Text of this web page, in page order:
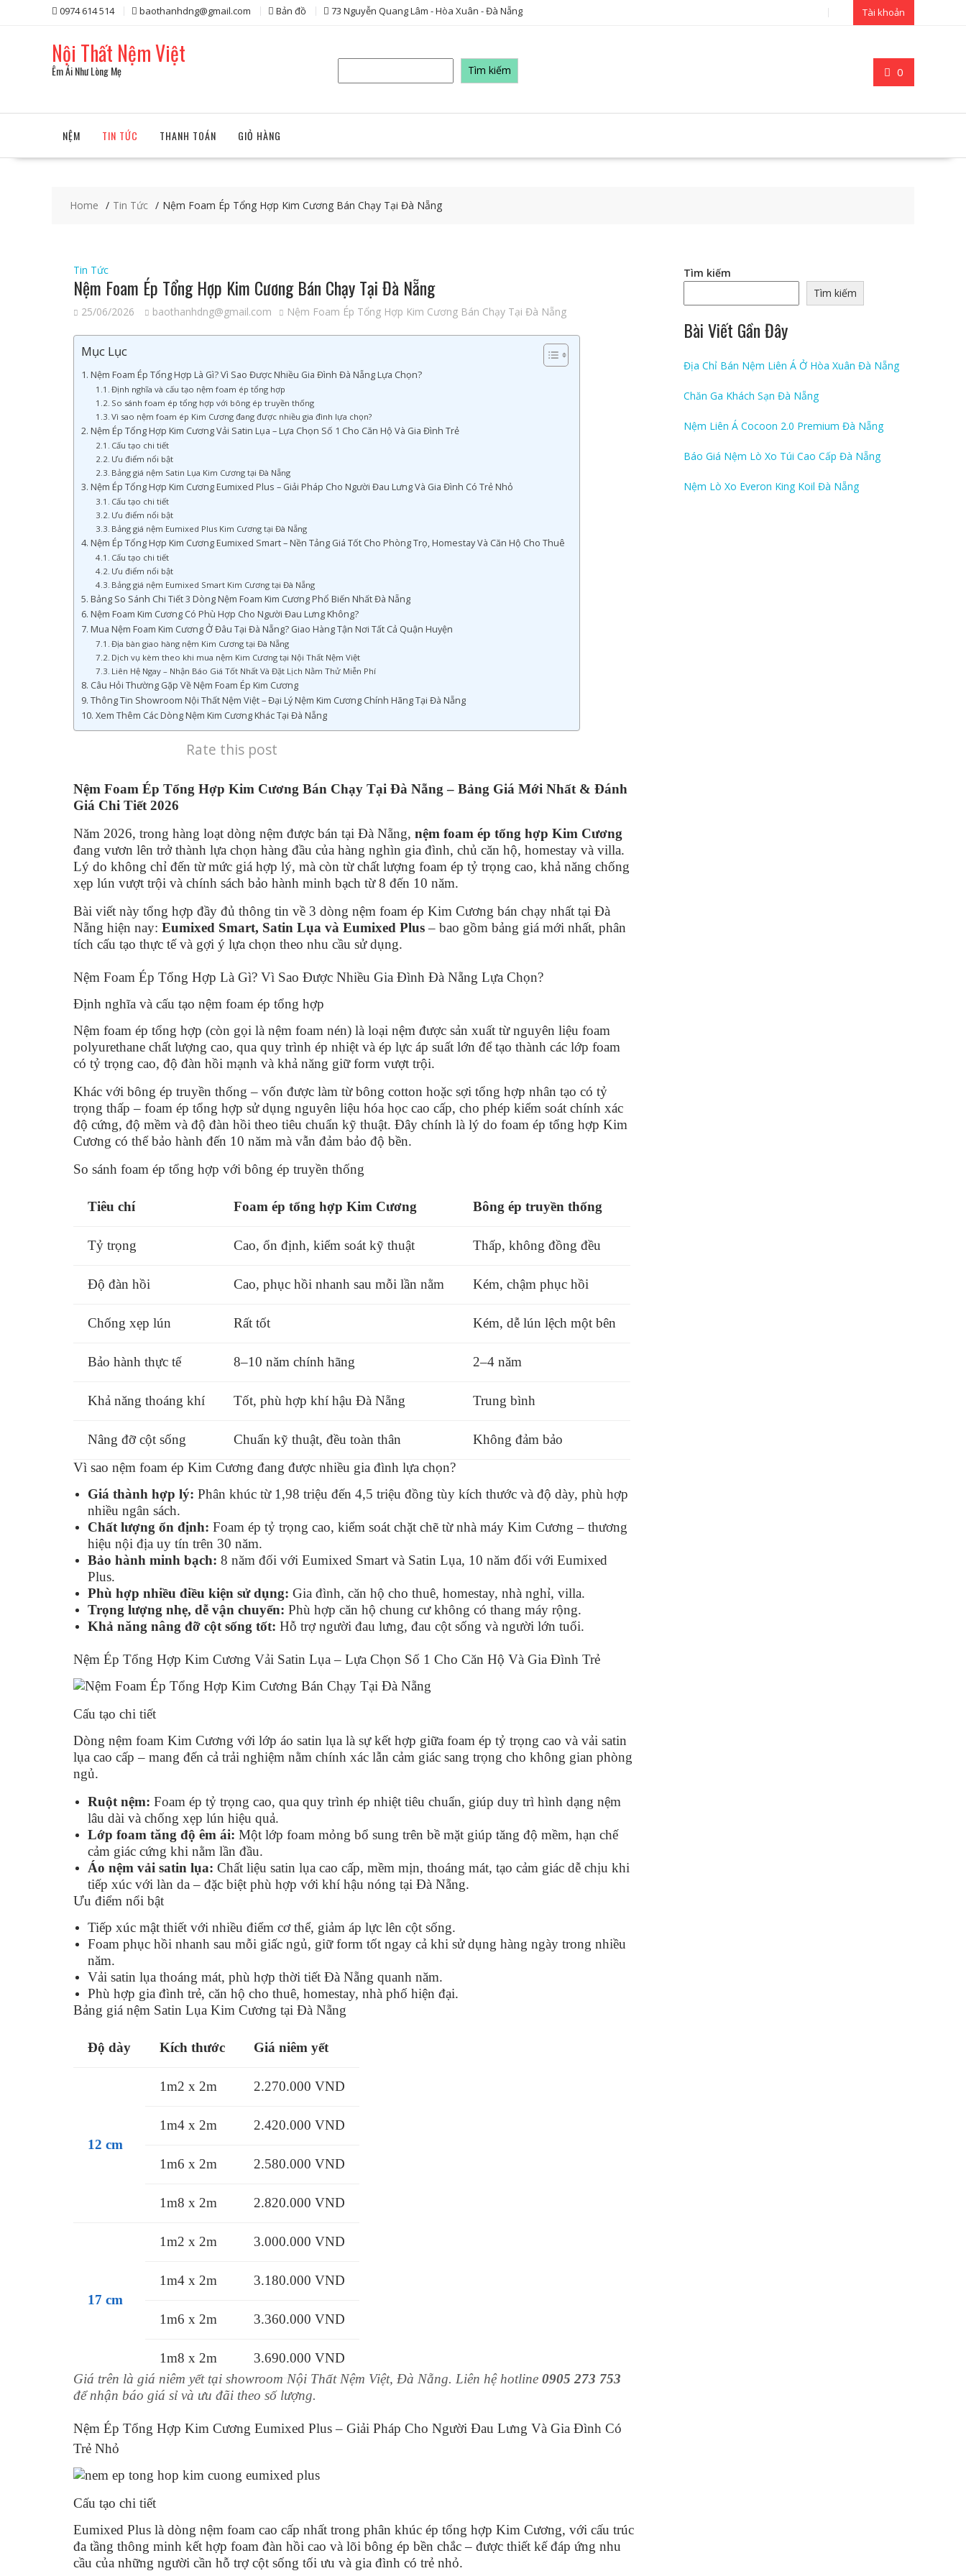
0974 614 514 baothanhdng@gmail.com Bản đồ 73 Nguyễn Quang Lâm - Hòa Xuân - Đà Nẵng Tài khoản
Nội Thất Nệm Việt
Êm Ái Như Lòng Mẹ 0
kiếm
Tìm kiếm
NỆM TIN TỨC THANH TOÁN GIỎ HÀNG
Home Tin Tức Nệm Foam Ép Tổng Hợp Kim Cương Bán Chạy Tại Đà Nẵng
Tin Tức
Nệm Foam Ép Tổng Hợp Kim Cương Bán Chạy Tại Đà Nẵng
25/06/2026 baothanhdng@gmail.com Nệm Foam Ép Tổng Hợp Kim Cương Bán Chạy Tại Đà Nẵng
Mục Lục
Nệm Foam Ép Tổng Hợp Là Gì? Vì Sao Được Nhiều Gia Đình Đà Nẵng Lựa Chọn?
Định nghĩa và cấu tạo nệm foam ép tổng hợp
So sánh foam ép tổng hợp với bông ép truyền thống
Vì sao nệm foam ép Kim Cương đang được nhiều gia đình lựa chọn?
Nệm Ép Tổng Hợp Kim Cương Vải Satin Lụa – Lựa Chọn Số 1 Cho Căn Hộ Và Gia Đình Trẻ
Cấu tạo chi tiết
Ưu điểm nổi bật
Bảng giá nệm Satin Lụa Kim Cương tại Đà Nẵng
Nệm Ép Tổng Hợp Kim Cương Eumixed Plus – Giải Pháp Cho Người Đau Lưng Và Gia Đình Có Trẻ Nhỏ
Cấu tạo chi tiết
Ưu điểm nổi bật
Bảng giá nệm Eumixed Plus Kim Cương tại Đà Nẵng
Nệm Ép Tổng Hợp Kim Cương Eumixed Smart – Nền Tảng Giá Tốt Cho Phòng Trọ, Homestay Và Căn Hộ Cho Thuê
Cấu tạo chi tiết
Ưu điểm nổi bật
Bảng giá nệm Eumixed Smart Kim Cương tại Đà Nẵng
Bảng So Sánh Chi Tiết 3 Dòng Nệm Foam Kim Cương Phổ Biến Nhất Đà Nẵng
Nệm Foam Kim Cương Có Phù Hợp Cho Người Đau Lưng Không?
Mua Nệm Foam Kim Cương Ở Đâu Tại Đà Nẵng? Giao Hàng Tận Nơi Tất Cả Quận Huyện
Địa bàn giao hàng nệm Kim Cương tại Đà Nẵng
Dịch vụ kèm theo khi mua nệm Kim Cương tại Nội Thất Nệm Việt
Liên Hệ Ngay – Nhận Báo Giá Tốt Nhất Và Đặt Lịch Nằm Thử Miễn Phí
Câu Hỏi Thường Gặp Về Nệm Foam Ép Kim Cương
Thông Tin Showroom Nội Thất Nệm Việt – Đại Lý Nệm Kim Cương Chính Hãng Tại Đà Nẵng
Xem Thêm Các Dòng Nệm Kim Cương Khác Tại Đà Nẵng
Rate this post
Nệm Foam Ép Tổng Hợp Kim Cương Bán Chạy Tại Đà Nẵng – Bảng Giá Mới Nhất & Đánh
Giá Chi Tiết 2026
Năm 2026, trong hàng loạt dòng nệm được bán tại Đà Nẵng, nệm foam ép tổng hợp Kim Cương
đang vươn lên trở thành lựa chọn hàng đầu của hàng nghìn gia đình, chủ căn hộ, homestay và villa.
Lý do không chỉ đến từ mức giá hợp lý, mà còn từ chất lượng foam ép tỷ trọng cao, khả năng chống
xẹp lún vượt trội và chính sách bảo hành minh bạch từ 8 đến 10 năm.
Bài viết này tổng hợp đầy đủ thông tin về 3 dòng nệm foam ép Kim Cương bán chạy nhất tại Đà
Nẵng hiện nay: Eumixed Smart, Satin Lụa và Eumixed Plus– bao gồm bảng giá mới nhất, phân
tích cấu tạo thực tế và gợi ý lựa chọn theo nhu cầu sử dụng.
Nệm Foam Ép Tổng Hợp Là Gì? Vì Sao Được Nhiều Gia Đình Đà Nẵng Lựa Chọn?
Định nghĩa và cấu tạo nệm foam ép tổng hợp
Nệm foam ép tổng hợp (còn gọi là nệm foam nén) là loại nệm được sản xuất từ nguyên liệu foam
polyurethane chất lượng cao, qua quy trình ép nhiệt và ép lực áp suất lớn để tạo thành các lớp foam
có tỷ trọng cao, độ đàn hồi mạnh và khả năng giữ form vượt trội.
Khác với bông ép truyền thống – vốn được làm từ bông cotton hoặc sợi tổng hợp nhân tạo có tỷ
trọng thấp – foam ép tổng hợp sử dụng nguyên liệu hóa học cao cấp, cho phép kiểm soát chính xác
độ cứng, độ mềm và độ đàn hồi theo tiêu chuẩn kỹ thuật. Đây chính là lý do foam ép tổng hợp Kim
Cương có thể bảo hành đến 10 năm mà vẫn đảm bảo độ bền.
So sánh foam ép tổng hợp với bông ép truyền thống
Tiêu chí Foam ép tổng hợp Kim Cương Bông ép truyền thống
Tỷ trọng Cao, ổn định, kiểm soát kỹ thuật Thấp, không đồng đều
Độ đàn hồi Cao, phục hồi nhanh sau mỗi lần nằm Kém, chậm phục hồi
Chống xẹp lún Rất tốt Kém, dễ lún lệch một bên
Bảo hành thực tế 8–10 năm chính hãng 2–4 năm
Khả năng thoáng khí Tốt, phù hợp khí hậu Đà Nẵng Trung bình
Nâng đỡ cột sống Chuẩn kỹ thuật, đều toàn thân
Không đảm bảo
Vì sao nệm foam ép Kim Cương đang được nhiều gia đình lựa chọn?
Giá thành hợp lý: Phân khúc từ 1,98 triệu đến 4,5 triệu đồng tùy kích thước và độ dày, phù hợp
nhiều ngân sách.
Chất lượng ổn định: Foam ép tỷ trọng cao, kiểm soát chặt chẽ từ nhà máy Kim Cương – thương
hiệu nội địa uy tín trên 30 năm.
Bảo hành minh bạch: 8 năm đối với Eumixed Smart và Satin Lụa, 10 năm đối với Eumixed
Plus.
Phù hợp nhiều điều kiện sử dụng: Gia đình, căn hộ cho thuê, homestay, nhà nghỉ, villa.
Trọng lượng nhẹ, dễ vận chuyển: Phù hợp căn hộ chung cư không có thang máy rộng.
Khả năng nâng đỡ cột sống tốt: Hỗ trợ người đau lưng, đau cột sống và người lớn tuổi.
Nệm Ép Tổng Hợp Kim Cương Vải Satin Lụa – Lựa Chọn Số 1 Cho Căn Hộ Và Gia Đình Trẻ
Cấu tạo chi tiết
Dòng nệm foam Kim Cương với lớp áo satin lụa là sự kết hợp giữa foam ép tỷ trọng cao và vải satin
lụa cao cấp – mang đến cả trải nghiệm nằm chính xác lẫn cảm giác sang trọng cho không gian phòng
ngủ.
Ruột nệm: Foam ép tỷ trọng cao, qua quy trình ép nhiệt tiêu chuẩn, giúp duy trì hình dạng nệm
lâu dài và chống xẹp lún hiệu quả.
Lớp foam tăng độ êm ái: Một lớp foam mỏng bổ sung trên bề mặt giúp tăng độ mềm, hạn chế
cảm giác cứng khi nằm lần đầu.
Áo nệm vải satin lụa: Chất liệu satin lụa cao cấp, mềm mịn, thoáng mát, tạo cảm giác dễ chịu khi
tiếp xúc với làn da – đặc biệt phù hợp với khí hậu nóng tại Đà Nẵng.
Ưu điểm nổi bật
Tiếp xúc mật thiết với nhiều điểm cơ thể, giảm áp lực lên cột sống.
Foam phục hồi nhanh sau mỗi giấc ngủ, giữ form tốt ngay cả khi sử dụng hàng ngày trong nhiều
năm.
Vải satin lụa thoáng mát, phù hợp thời tiết Đà Nẵng quanh năm.
Phù hợp gia đình trẻ, căn hộ cho thuê, homestay, nhà phố hiện đại.
Bảng giá nệm Satin Lụa Kim Cương tại Đà Nẵng
Độ dày Kích thước Giá niêm yết
12 cm
1m2 x 2m 2.270.000 VND
1m4 x 2m 2.420.000 VND
1m6 x 2m 2.580.000 VND
1m8 x 2m 2.820.000 VND
17 cm
1m2 x 2m 3.000.000 VND
1m4 x 2m 3.180.000 VND
1m6 x 2m 3.360.000 VND
1m8 x 2m
3.690.000 VND
Giá trên là giá niêm yết tại showroom Nội Thất Nệm Việt, Đà Nẵng. Liên hệ hotline 0905 273 753
để nhận báo giá sỉ và ưu đãi theo số lượng.
Nệm Ép Tổng Hợp Kim Cương Eumixed Plus – Giải Pháp Cho Người Đau Lưng Và Gia Đình Có
Trẻ Nhỏ
Cấu tạo chi tiết
Eumixed Plus là dòng nệm foam cao cấp nhất trong phân khúc ép tổng hợp Kim Cương, với cấu trúc
đa tầng thông minh kết hợp foam đàn hồi cao và lõi bông ép bền chắc – được thiết kế đáp ứng nhu
cầu của những người cần hỗ trợ cột sống tối ưu và gia đình có trẻ nhỏ.
Tìm kiếm
Tìm kiếm
Bài Viết Gần Đây
Địa Chỉ Bán Nệm Liên Á Ở Hòa Xuân Đà Nẵng
Chăn Ga Khách Sạn Đà Nẵng
Nệm Liên Á Cocoon 2.0 Premium Đà Nẵng
Báo Giá Nệm Lò Xo Túi Cao Cấp Đà Nẵng
Nệm Lò Xo Everon King Koil Đà Nẵng